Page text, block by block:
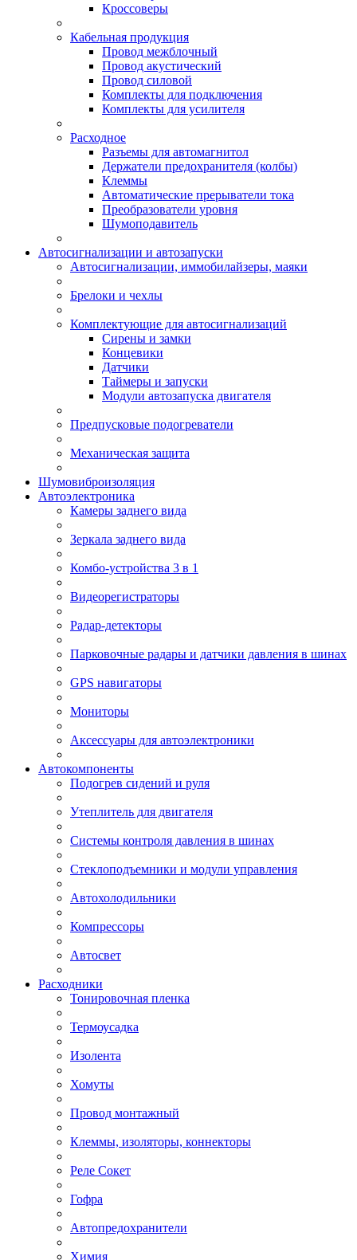
Кроссоверы
Кабельная продукция
Провод межблочный
Провод акустический
Провод силовой
Комплекты для подключения
Комплекты для усилителя
Расходное
Разъемы для автомагнитол
Держатели предохранителя (колбы)
Клеммы
Автоматические прерыватели тока
Преобразователи уровня
Шумоподавитель
Автосигнализации и автозапуски
Автосигнализации, иммобилайзеры, маяки
Брелоки и чехлы
Комплектующие для автосигнализаций
Сирены и замки
Концевики
Датчики
Таймеры и запуски
Модули автозапуска двигателя
Предпусковые подогреватели
Механическая защита
Шумовиброизоляция
Автоэлектроника
Камеры заднего вида
Зеркала заднего вида
Комбо-устройства 3 в 1
Видеорегистраторы
Радар-детекторы
Парковочные радары и датчики давления в шинах
GPS навигаторы
Мониторы
Аксессуары для автоэлектроники
Автокомпоненты
Подогрев сидений и руля
Утеплитель для двигателя
Системы контроля давления в шинах
Стеклоподъемники и модули управления
Автохолодильники
Компрессоры
Автосвет
Расходники
Тонировочная пленка
Термоусадка
Изолента
Хомуты
Провод монтажный
Клеммы, изоляторы, коннекторы
Реле Сокет
Гофра
Автопредохранители
Химия